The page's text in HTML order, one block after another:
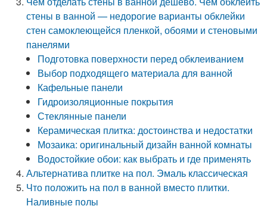
стены в ванной — недорогие варианты обклейки
стен самоклеющейся пленкой, обоями и стеновыми
панелями
Подготовка поверхности перед обклеиванием
Выбор подходящего материала для ванной
Кафельные панели
Гидроизоляционные покрытия
Стеклянные панели
Керамическая плитка: достоинства и недостатки
Мозаика: оригинальный дизайн ванной комнаты
Водостойкие обои: как выбрать и где применять
Альтернатива плитке на пол. Эмаль классическая
Что положить на пол в ванной вместо плитки.
Наливные полы